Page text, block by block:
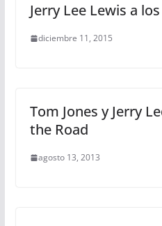
Jerry Lee Lewis a
diciembre 11, 2015
Tom Jones y Jerry
the Road
agosto 13, 2013